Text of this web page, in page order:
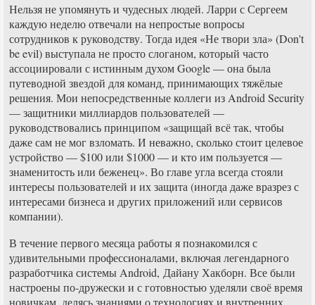
Нельзя не упомянуть и чудесных людей. Ларри с Сергеем
каждую неделю отвечали на непростые вопросы
сотрудников к руководству. Тогда идея «Не твори зла» (Don't
be evil) выступала не просто слоганом, который часто
ассоциировали с истинным духом Google — она была
путеводной звездой для команд, принимающих тяжёлые
решения. Мои непосредственные коллеги из Android Security
— защитники миллиардов пользователей —
руководствовались принципом «защищай всё так, чтобы
даже сам не мог взломать. И неважно, сколько стоит целевое
устройство — $100 или $1000 — и кто им пользуется —
знаменитость или беженец». Во главе угла всегда стояли
интересы пользователей и их защита (иногда даже вразрез с
интересами бизнеса и других приложений или сервисов
компании).
В течение первого месяца работы я познакомился с
удивительными профессионалами, включая легендарного
разработчика системы Android, Дайану Хакборн. Все были
настроены по-дружески и с готовностью уделяли своё время
новичкам, делясь знаниями о технологиях и внутренних